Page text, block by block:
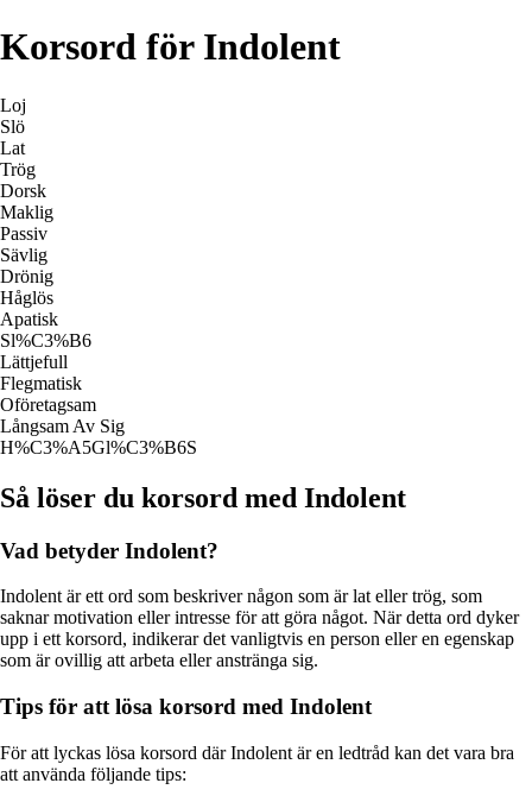
Korsord för Indolent
Loj
Slö
Lat
Trög
Dorsk
Maklig
Passiv
Sävlig
Drönig
Håglös
Apatisk
Sl%C3%B6
Lättjefull
Flegmatisk
Oföretagsam
Långsam Av Sig
H%C3%A5Gl%C3%B6S
Så löser du korsord med Indolent
Vad betyder Indolent?
Indolent är ett ord som beskriver någon som är lat eller trög, som
saknar motivation eller intresse för att göra något. När detta ord dyker
upp i ett korsord, indikerar det vanligtvis en person eller en egenskap
som är ovillig att arbeta eller anstränga sig.
Tips för att lösa korsord med Indolent
För att lyckas lösa korsord där Indolent är en ledtråd kan det vara bra
att använda följande tips: